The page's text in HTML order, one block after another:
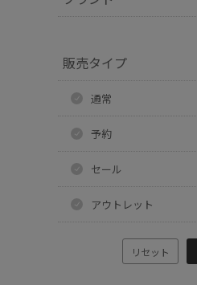
販売タイプ
通常
予約
セール
アウトレット
リセット